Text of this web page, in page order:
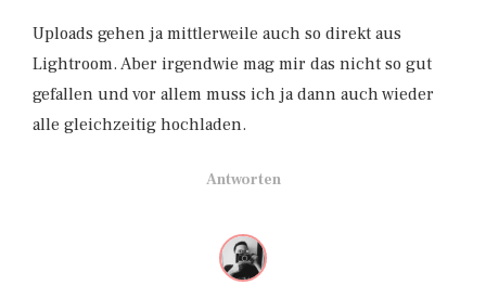
Uploads gehen ja mittlerweile auch so direkt aus
Lightroom. Aber irgendwie mag mir das nicht so gut
gefallen und vor allem muss ich ja dann auch wieder
alle gleichzeitig hochladen.
Antworten